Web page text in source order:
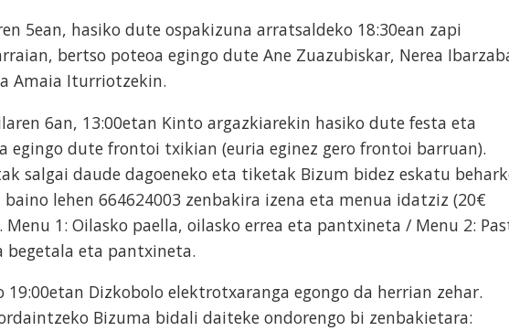
5ean, hasiko dute ospakizuna arratsaldeko 18:30ean zapi
bertso poteoa egingo dute Ane Zuazubiskar, Nerea
Amaia Iturriotzekin.
6an, 13:00etan Kinto argazkiarekin hasiko dute festa eta
egingo dute frontoi txikian (euria eginez gero frontoi barruan).
salgai daude dagoeneko eta tiketak Bizum bidez eskatu
lehen 664624003 zenbakira izena eta menua idatziz (20€
1: Oilasko paella, oilasko errea eta pantxineta / Menu 2:
begetala eta pantxineta.
19:00etan Dizkobolo elektrotxaranga egongo da herrian zehar.
Bizuma bidali daiteke ondorengo bi zenbakietara: